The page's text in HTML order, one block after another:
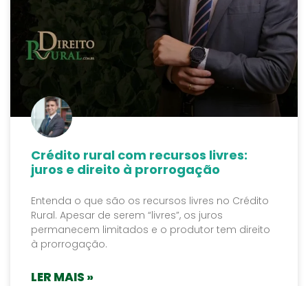
Crédito rural com recursos livres:
juros e direito à prorrogação
Entenda o que são os recursos livres no Crédito
Rural. Apesar de serem “livres”, os juros
permanecem limitados e o produtor tem direito
à prorrogação.
LER MAIS »